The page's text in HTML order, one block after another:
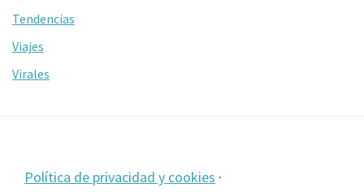
Tendencias
Viajes
Virales
Footer
Política de privacidad y cookies ·